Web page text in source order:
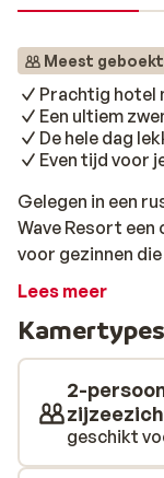
Meest
Prachtig hotel
Een ultiem
De hele dag
Even tijd voor
Gelegen in een
Wave Resort
voor gezinnen
faciliteiten. Er is
verfrissend
geniet van
eten ook
staat er weer
verschillende
je zo besteld in
Lees meer
Kamertypes
2-
geschikt